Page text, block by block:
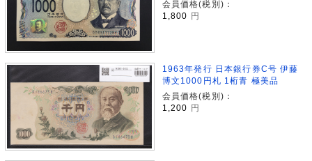
会員価格(税別)：
1,800 円
1963年発行 日本銀行券C号 伊藤
博文1000円札 1桁青 極美品
会員価格(税別)：
1,200
円